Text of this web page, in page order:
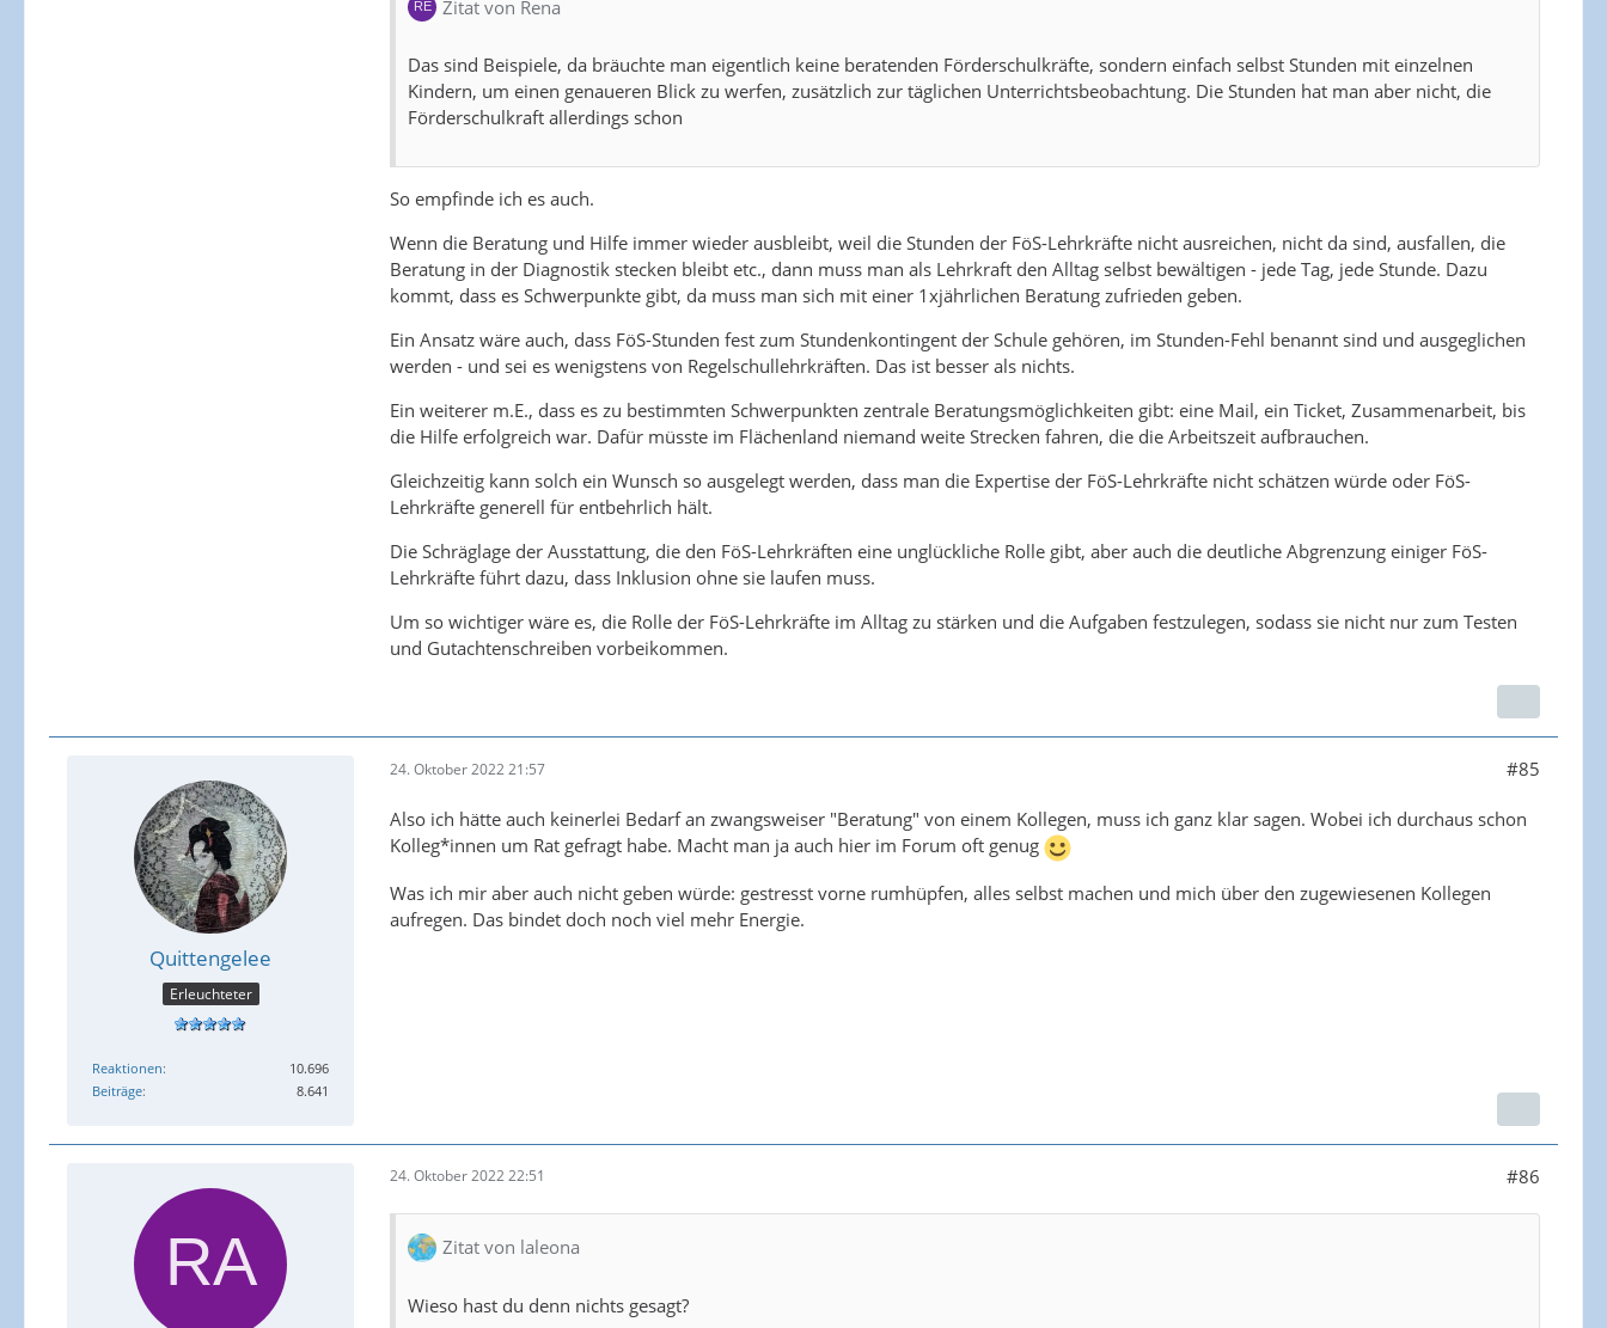
Zitat von Rena
Das sind Beispiele, da bräuchte man eigentlich keine beratenden Förderschulkräfte, sondern einfach selbst Stunden mit einzelnen
Kindern, um einen genaueren Blick zu werfen, zusätzlich zur täglichen Unterrichtsbeobachtung. Die Stunden hat man aber nicht, die
Förderschulkraft allerdings schon
So empfinde ich es auch.
Wenn die Beratung und Hilfe immer wieder ausbleibt, weil die Stunden der FöS-Lehrkräfte nicht ausreichen, nicht da sind, ausfallen, die
Beratung in der Diagnostik stecken bleibt etc., dann muss man als Lehrkraft den Alltag selbst bewältigen - jede Tag, jede Stunde. Dazu
kommt, dass es Schwerpunkte gibt, da muss man sich mit einer 1xjährlichen Beratung zufrieden geben.
Ein Ansatz wäre auch, dass FöS-Stunden fest zum Stundenkontingent der Schule gehören, im Stunden-Fehl benannt sind und ausgeglichen
werden - und sei es wenigstens von Regelschullehrkräften. Das ist besser als nichts.
Ein weiterer m.E., dass es zu bestimmten Schwerpunkten zentrale Beratungsmöglichkeiten gibt: eine Mail, ein Ticket, Zusammenarbeit, bis
die Hilfe erfolgreich war. Dafür müsste im Flächenland niemand weite Strecken fahren, die die Arbeitszeit aufbrauchen.
Gleichzeitig kann solch ein Wunsch so ausgelegt werden, dass man die Expertise der FöS-Lehrkräfte nicht schätzen würde oder FöS-
Lehrkräfte generell für entbehrlich hält.
Die Schräglage der Ausstattung, die den FöS-Lehrkräften eine unglückliche Rolle gibt, aber auch die deutliche Abgrenzung einiger FöS-
Lehrkräfte führt dazu, dass Inklusion ohne sie laufen muss.
Um so wichtiger wäre es, die Rolle der FöS-Lehrkräfte im Alltag zu stärken und die Aufgaben festzulegen, sodass sie nicht nur zum Testen
und Gutachtenschreiben vorbeikommen.
Quittengelee
Erleuchteter
Reaktionen
10.696
Beiträge
8.641
24. Oktober 2022 21:57 #85
Also ich hätte auch keinerlei Bedarf an zwangsweiser "Beratung" von einem Kollegen, muss ich ganz klar sagen. Wobei ich durchaus schon
Kolleg*innen um Rat gefragt habe. Macht man ja auch hier im Forum oft genug
Was ich mir aber auch nicht geben würde: gestresst vorne rumhüpfen, alles selbst machen und mich über den zugewiesenen Kollegen
aufregen. Das bindet doch noch viel mehr Energie.
24. Oktober 2022 22:51 #86
Zitat von laleona
Wieso hast du denn nichts gesagt?